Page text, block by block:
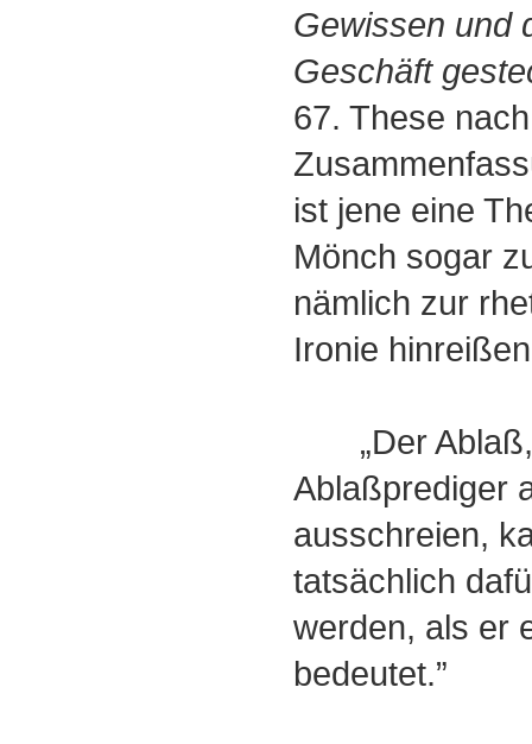
Gewissen und
Geschäft
67. These
ist jene eine
Mönch sogar
nämlich zur
Ironie
„Der Ablaß,
Ablaßprediger
ausschreien,
tatsächlich
werden, als er
bedeutet.”